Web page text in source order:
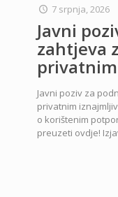
7 srpnja, 2026
Javni
zahtjeva
Javni poziv za
privatnim
o korištenim
preuzeti ovdje!